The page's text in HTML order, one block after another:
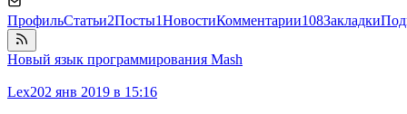
ПрофильСтатьи2Посты1НовостиКомментарии108Закладки
Новый язык программирования Mash
Lex202 янв 2019 в 15:16